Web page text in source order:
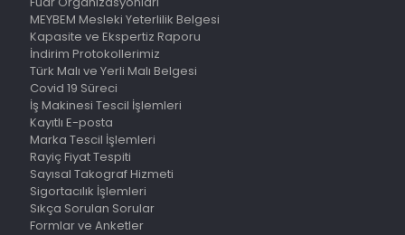
MEYBEM Mesleki Yeterlilik Belgesi
Kapasite ve Ekspertiz Raporu
İndirim Protokollerimiz
Türk Malı ve Yerli Malı Belgesi
Covid 19 Süreci
İş Makinesi Tescil İşlemleri
Kayıtlı E-posta
Marka Tescil İşlemleri
Rayiç Fiyat Tespiti
Sayısal Takograf Hizmeti
Sigortacılık İşlemleri
Sıkça Sorulan Sorular
Formlar ve Anketler